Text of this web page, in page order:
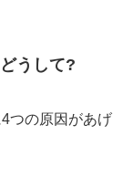
うして?
つの原因があげ